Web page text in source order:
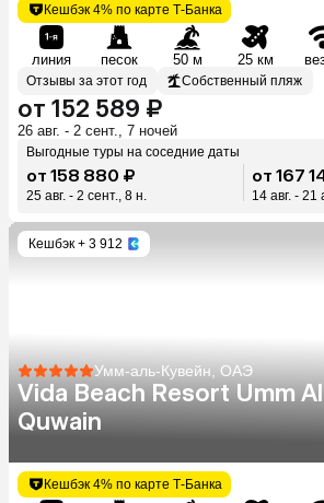
Кешбэк 4% по карте Т-Банка
линия песок 50 м 25 км
Отзывы за этот год Собственный пляж
от 152 589 ₽
26 авг. - 2 сент., 7 ночей
Выгодные туры на соседние даты
от 158 880 ₽
25 авг. - 2 сент., 8 н.
от 167
14 авг. - 21
Кешбэк + 3 912
Умм-аль-Кувейн, ОАЭ
Vida Beach Resort Umm Al
Quwain
Кешбэк 4% по карте Т-Банка